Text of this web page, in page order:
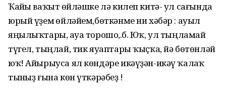
Ҡайһы ваҡыт һөйләшке лә килеп китә- ул сағында
юрый үҙем һөйләйем,бөткәнме ни хәбәр : ауыл
яңылыҡтары, һауа торошо,һ.б. Юҡ, ул тыңламай
түгел, тыңлай, тик яуаптары ҡыҫҡа, йә бөтөнләй
юҡ! Айырыуса ял көндәре икәүҙән-икәү ҡалһаҡ
тынһыҙ ғына көн үткәрәбеҙ !